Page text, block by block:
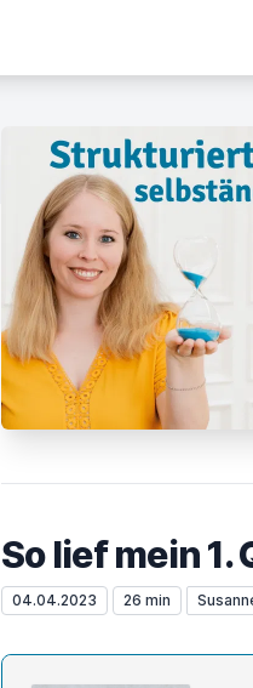
So lief mein 1.
04.04.2023 26 min